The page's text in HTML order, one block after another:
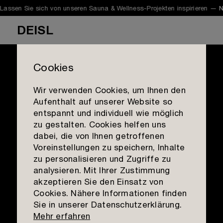
sich von unseren Sauna & Wellness-Projekten inspirieren —NEUE
DEISL
Sauna
Infrarot
Dampfbad
Planung & Beratung
Outlet
Galerie
Showcases
Materialien
Mission
Qualität
Team
Kontakt aufnehmen
Standorte
Showcase 51 | Sauna im Poolhaus
disconnect to reconnect
Die Sauna ist ein
Rückzugsort, in dem wir
„offline“ gehen,
abschalten und dem
Cookies
Wir verwenden Cookies, um Ihnen den
Aufenthalt auf unserer Website so
entspannt und individuell wie möglich
zu gestalten. Cookies helfen uns
dabei, die von Ihnen getroffenen
Voreinstellungen zu speichern, Inhalte
zu personalisieren und Zugriffe zu
analysieren. Mit Ihrer Zustimmung
akzeptieren Sie den Einsatz von
Cookies. Nähere Informationen finden
Sie in unserer Datenschutzerklärung.
Mehr erfahren